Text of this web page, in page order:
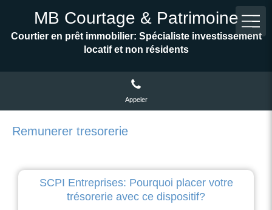
MB Courtage & Patrimoine
Courtier en prêt immobilier: Spécialiste investissement
locatif et non résidents
Appeler
Remunerer tresorerie
SCPI Entreprises: Pourquoi placer votre
trésorerie avec ce dispositif?